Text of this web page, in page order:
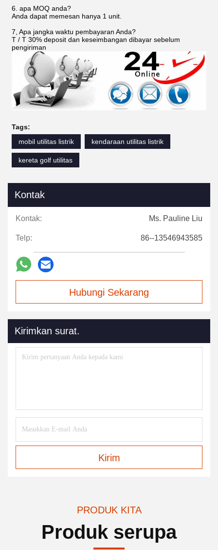
6. apa MOQ anda?
Anda dapat memesan hanya 1 unit.
7, Apa jangka waktu pembayaran Anda?
T / T 30% deposit dan keseimbangan dibayar sebelum
pengiriman
Tags:
mobil utilitas listrik
kendaraan utilitas listrik
kereta golf utilitas
Kontak
Kontak: Ms. Pauline Liu
Telp: 86--13546943585
Hubungi Sekarang
Kirimkan surat.
Kirim
PRODUK KITA
Produk serupa